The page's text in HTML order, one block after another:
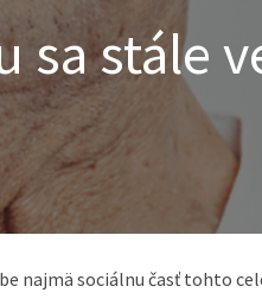
sa stále
najmä sociálnu časť tohto